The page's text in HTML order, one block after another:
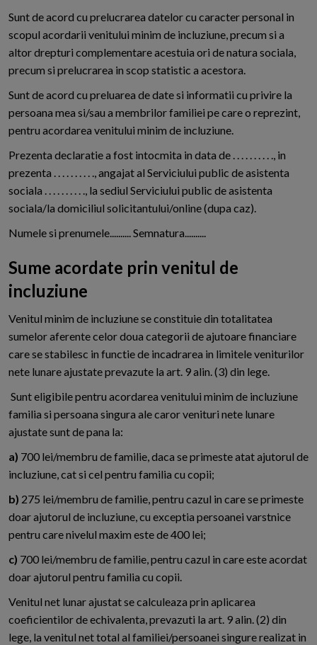
Sunt de acord cu prelucrarea datelor cu caracter personal in
scopul acordarii venitului minim de incluziune, precum si a
altor drepturi complementare acestuia ori de natura sociala,
precum si prelucrarea in scop statistic a acestora.
Sunt de acord cu preluarea de date si informatii cu privire la
persoana mea si/sau a membrilor familiei pe care o reprezint,
pentru acordarea venitului minim de incluziune.
Prezenta declaratie a fost intocmita in data de . . . . . . . . . ., in
prezenta . . . . . . . . . ., angajat al Serviciului public de asistenta
sociala . . . . . . . . . ., la sediul Serviciului public de asistenta
sociala/la domiciliul solicitantului/online (dupa caz).
Numele si prenumele.......... Semnatura..........
Sume acordate prin venitul de
incluziune
Venitul minim de incluziune se constituie din totalitatea
sumelor aferente celor doua categorii de ajutoare financiare
care se stabilesc in functie de incadrarea in limitele veniturilor
nete lunare ajustate prevazute la art. 9 alin. (3) din lege.
Sunt eligibile pentru acordarea venitului minim de incluziune
familia si persoana singura ale caror venituri nete lunare
ajustate sunt de pana la:
a) 700 lei/membru de familie, daca se primeste atat ajutorul de
incluziune, cat si cel pentru familia cu copii;
b) 275 lei/membru de familie, pentru cazul in care se primeste
doar ajutorul de incluziune, cu exceptia persoanei varstnice
pentru care nivelul maxim este de 400 lei;
c) 700 lei/membru de familie, pentru cazul in care este acordat
doar ajutorul pentru familia cu copii.
Venitul net lunar ajustat se calculeaza prin aplicarea
coeficientilor de echivalenta, prevazuti la art. 9 alin. (2) din
lege, la venitul net total al familiei/persoanei singure realizat in